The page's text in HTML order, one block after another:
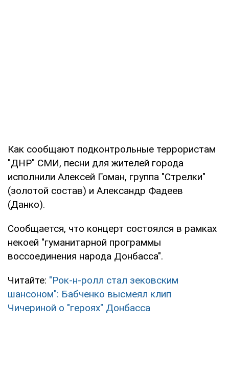
Как сообщают подконтрольные террористам
"ДНР" СМИ, песни для жителей города
исполнили Алексей Гоман, группа "Стрелки"
(золотой состав) и Александр Фадеев
(Данко).
Сообщается, что концерт состоялся в рамках
некоей "гуманитарной программы
воссоединения народа Донбасса".
Читайте: "Рок-н-ролл стал зековским
шансоном": Бабченко высмеял клип
Чичериной о "героях" Донбасса